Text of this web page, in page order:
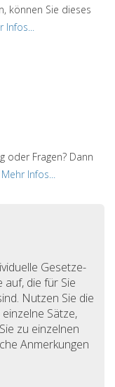
können Sie dieses
Infos...
oder Fragen? Dann
Mehr Infos...
Gesetze-
auf, die für Sie
Nutzen Sie die
Sätze,
zu einzelnen
Anmerkungen